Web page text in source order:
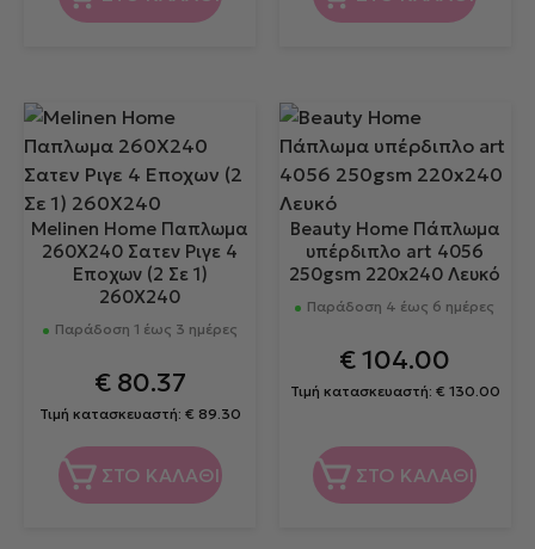
Melinen Home Παπλωμα
260X240 Σατεν Ριγε 4
Εποχων (2 Σε 1)
260X240
Παράδοση 1 έως 3 ημέρες
€80.37
Τιμή κατασκευαστή: € 89.30
ΣΤΟ ΚΑΛΑΘΙ
Beauty Home Πάπλωμα
υπέρδιπλο art 4056
250gsm 220x240 Λευκό
Παράδοση 4 έως 6 ημέρες
€104.00
Τιμή κατασκευαστή: € 130.00
ΣΤΟ ΚΑΛΑΘΙ